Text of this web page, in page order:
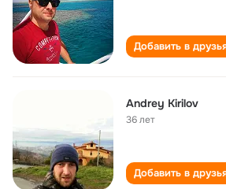
Добавить в
Andrey Kirilov
36 лет
Добавить в